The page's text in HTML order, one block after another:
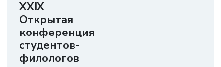
XXIX
Открытая
конференция
студентов-
филологов